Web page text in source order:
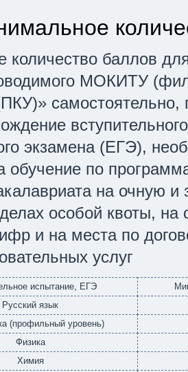
баллов
МОКИТУ
экзамена (ЕГЭ),
обучение по
на очную
особой квоты,
и на места по
услуг
испытание, ЕГЭ
Русский язык
(профильный уровень)
Физика
Химия